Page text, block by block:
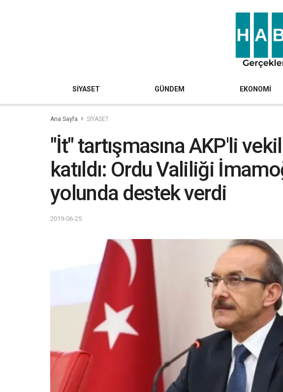
SİYASET GÜNDEM EKONOMİ
Ana Sayfa SİYASET
"İt" tartışmasına AKP'li
katıldı: Ordu Valiliği
yolunda destek verdi
2019-06-25